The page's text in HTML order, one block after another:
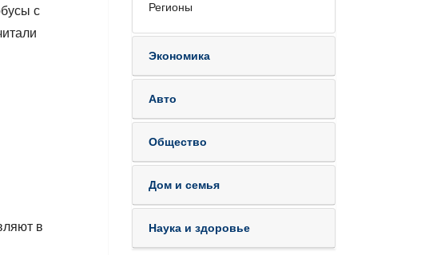
с
в
Регионы
Экономика
Авто
Общество
Дом и семья
Наука и здоровье